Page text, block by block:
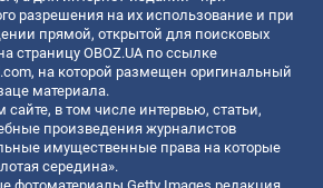
разрешения на их использование и при
прямой, открытой для поисковых
страницу OBOZ.UA по ссылке
, на которой размещен оригинальный
материала.
сайте, в том числе интервью, статьи,
произведения журналистов
имущественные права на которые
середина».